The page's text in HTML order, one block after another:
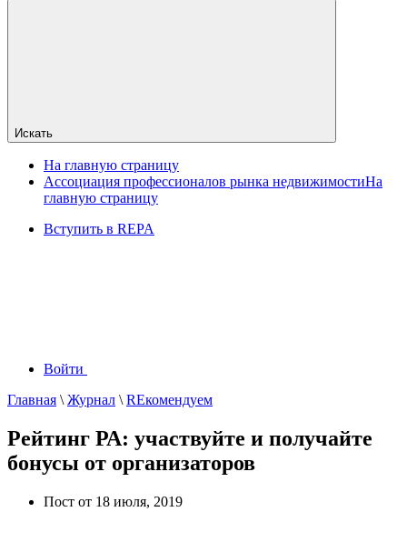
Искать
На главную страницу
Ассоциация профессионалов рынка недвижимостиНа
главную страницу
Вступить в REPA
Войти
Главная \ Журнал \ REкомендуем
Рейтинг РА: участвуйте и получайте
бонусы от организаторов
Пост от 18 июля, 2019